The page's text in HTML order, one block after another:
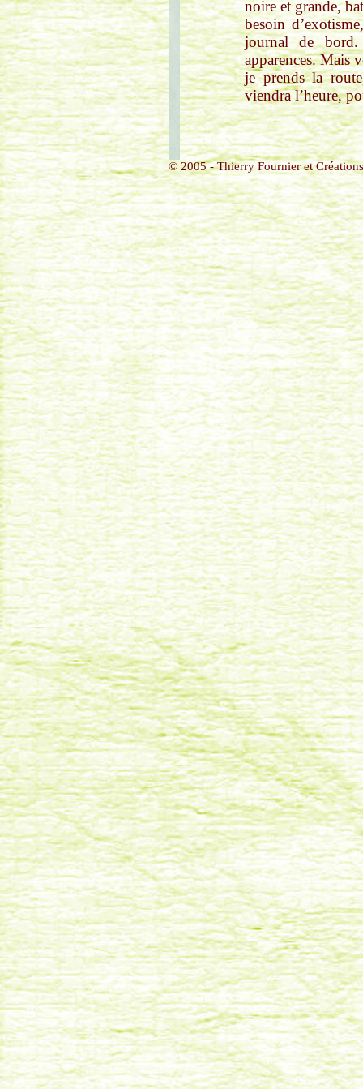
noire et grande,
besoin
journal de
apparences. Mais
je prends la
viendra l’heure,
© 2005 - Thierry Fournier et